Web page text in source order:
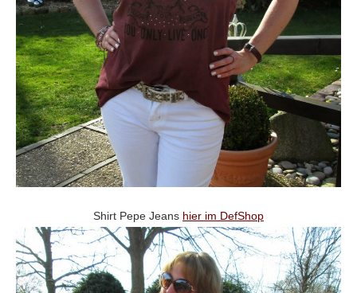
Shirt Pepe Jeans hier im DefShop